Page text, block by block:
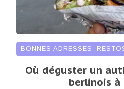
BONNES ADRESSES
Où déguster un
berlinois à